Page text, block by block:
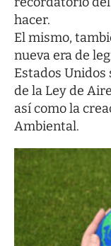
hacer.
El mismo,
nueva era de
Estados
de la Ley de
así como la
Ambiental.